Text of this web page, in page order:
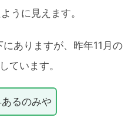
うに見えます。
ありますが、昨年11月の
ています。
るのみや